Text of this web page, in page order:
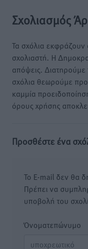
Σχολιασμός
Τα σχόλια εκφράζουν
σχολιαστή. Η
απόψεις.
σχόλια θεωρούμε
καμμία
όρους χρήσης
Προσθέστε ένα
Το E-mail δεν θα
Πρέπει να
υποβολή του
Όνοματεπώνυμο